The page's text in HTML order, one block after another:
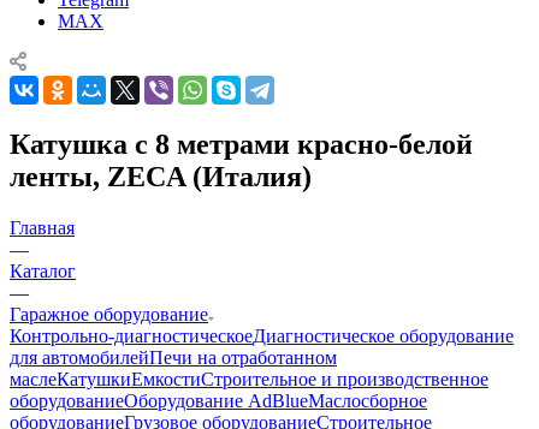
MAX
Катушка c 8 метрами красно-белой
ленты, ZECA (Италия)
Главная
—
Каталог
—
Гаражное оборудование
Контрольно-диагностическоеДиагностическое оборудование
для автомобилейПечи на отработанном
маслеКатушкиЕмкостиСтроительное и производственное
оборудованиеОборудование AdBlueМаслосборное
оборудованиеГрузовое оборудованиеСтроительное